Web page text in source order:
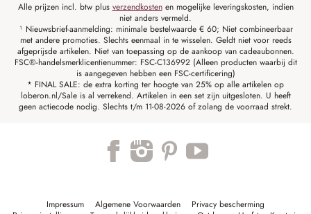
Alle prijzen incl. btw plus verzendkostenen mogelijke leveringskosten, indien
niet anders vermeld.
¹ Nieuwsbrief-aanmelding: minimale bestelwaarde € 60; Niet combineerbaar
met andere promoties. Slechts eenmaal in te wisselen. Geldt niet voor reeds
afgeprijsde artikelen. Niet van toepassing op de aankoop van cadeaubonnen.
FSC®-handelsmerklicentienummer: FSC-C136992 (Alleen producten waarbij dit
is aangegeven hebben een FSC-certificering)
* FINAL SALE: de extra korting ter hoogte van 25% op alle artikelen op
loberon.nl/Sale is al verrekend. Artikelen in een set zijn uitgesloten. U heeft
geen actiecode nodig. Slechts t/m 11-08-2026 of zolang de voorraad strekt.
Impressum Algemene Voorwaarden
Privacy bescherming